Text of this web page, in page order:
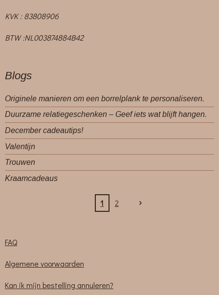
KVK : 83808906
BTW :NL003874884B42
Blogs
Originele manieren om een borrelplank te personaliseren.
Duurzame relatiegeschenken – Geef iets wat blijft hangen.
December cadeautips!
Valentijn
Trouwen
Kraamcadeaus
1 2
FAQ
Algemene voorwaarden
Kan ik mijn bestelling annuleren?